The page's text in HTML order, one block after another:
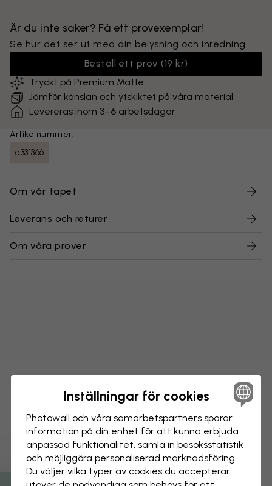
Är du inte säker? Få ett provexemplar!
Se hur det ser ut med din belysning och inredning.
Beställ ett prov (19 kr)
Tryckt på Premium Matte
Jämför känslan och ytskiktet på våra material
Levereras inom 3–6 arbetsdagar
Artikelnummer:
e331366
Om vår tapet
Leverans och returer
Om våra prover
Inställningar för cookies
Photowall och våra samarbets­partners sparar
information på din enhet för att kunna erbjuda
anpassad funktionalitet, samla in besöks­statistik
och möjliggöra personaliserad marknads­föring.
Du väljer vilka typer av cookies du accepterar